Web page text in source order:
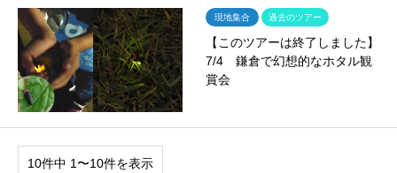
現地集合 過去のツアー
【このツアーは終了しました】
7/4 鎌倉で幻想的なホタル観
賞会
10件中 1〜10件を表示